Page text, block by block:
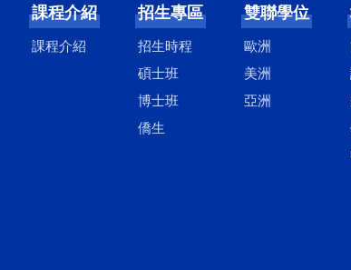
課程介紹
課程介紹
招生專區
招生時程
碩士班
博士班
僑生
雙聯學位
歐洲
美洲
亞洲